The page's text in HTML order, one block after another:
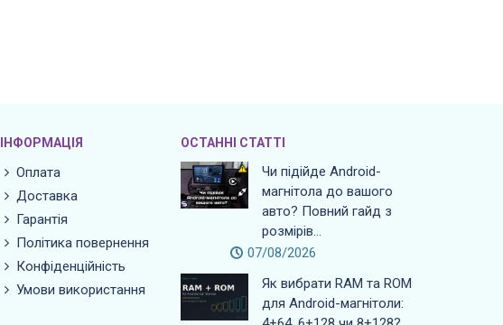
ІНФОРМАЦІЯ
Оплата
Доставка
Гарантія
Політика повернення
Конфіденційність
Умови використання
ОСТАННІ СТАТТІ
Чи підійде Android-
магнітола до вашого
авто? Повний гайд з
розмірів...
07/08/2026
Як вибрати RAM та ROM
для Android-магнітоли: